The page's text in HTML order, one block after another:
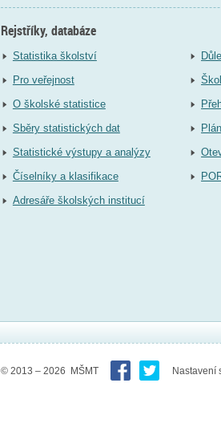
Rejstříky, databáze
Statistika školství
Pro veřejnost
O školské statistice
Sběry statistických dat
Statistické výstupy a analýzy
Číselníky a klasifikace
Adresáře školských institucí
© 2013 – 2026 MŠMT Nastavení